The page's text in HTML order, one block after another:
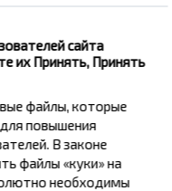
дешевле?
сайта
их Принять, Принять
файлы, которые
повышения
В законе
файлы «куки» на
необходимы